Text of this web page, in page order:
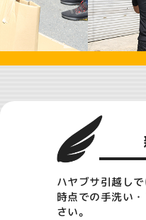
ハヤブサ引越し
時点での手洗い
さい。